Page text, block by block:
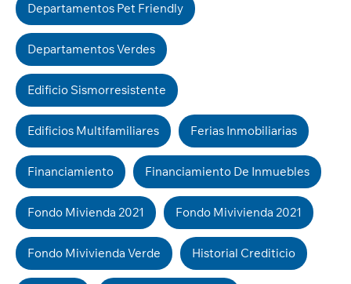
Departamentos Pet Friendly
Departamentos Verdes
Edificio Sismorresistente
Edificios Multifamiliares Ferias Inmobiliarias
Financiamiento Financiamiento De Inmuebles
Fondo Mivienda 2021 Fondo Mivivienda 2021
Fondo Mivivienda Verde Historial Crediticio